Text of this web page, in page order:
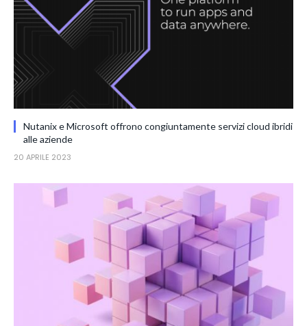
Nutanix e Microsoft offrono congiuntamente servizi cloud ibridi
alle aziende
20 APRILE 2023